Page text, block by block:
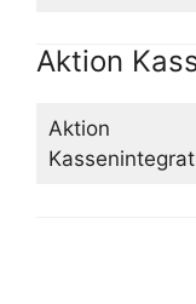
Aktion
Aktion